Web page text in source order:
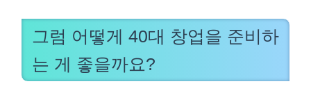
그럼 어떻게 40대 창업을 준비하
는 게 좋을까요?